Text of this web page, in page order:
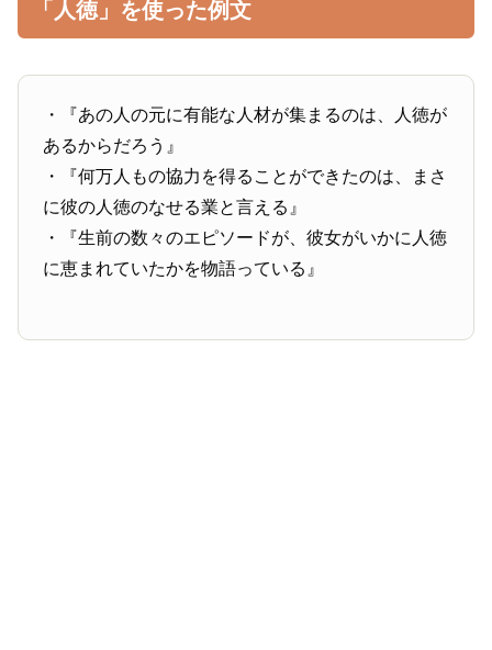
「人徳」を使った例文
・『あの人の元に有能な人材が集まるのは、人徳が
あるからだろう』
・『何万人もの協力を得ることができたのは、まさ
に彼の人徳のなせる業と言える』
・『生前の数々のエピソードが、彼女がいかに人徳
に恵まれていたかを物語っている』